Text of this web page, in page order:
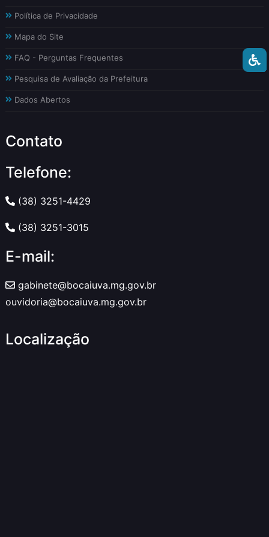
Política de Privacidade
Mapa do Site
FAQ - Perguntas Frequentes
Pesquisa de Avaliação da Prefeitura
Dados Abertos
Contato
Telefone:
(38) 3251-4429
(38) 3251-3015
E-mail:
gabinete@bocaiuva.mg.gov.br
ouvidoria@bocaiuva.mg.gov.br
Localização